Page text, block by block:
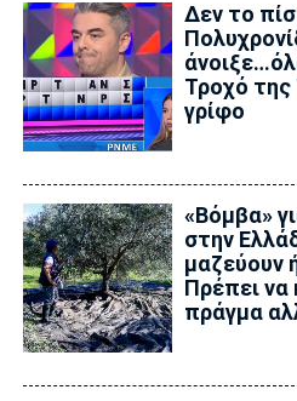
Δεν το
Τροχό της
γρίφο
«Βόμβα»
στην
μαζεύουν
Πρέπει να
πράγμα